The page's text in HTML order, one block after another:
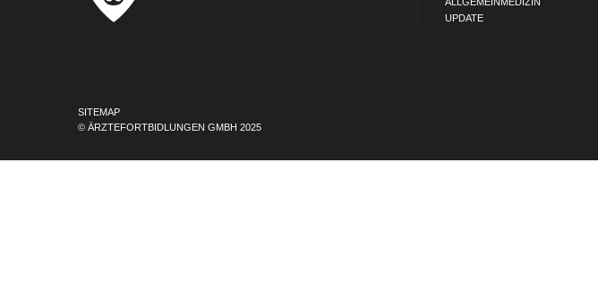
ALLGEMEINMEDIZIN
UPDATE
SITEMAP
© ÄRZTEFORTBIDLUNGEN GMBH 2025